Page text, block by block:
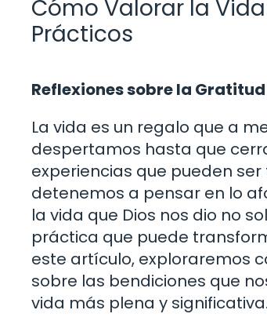
Cómo Valorar la
Prácticos
Reflexiones sobre la
La vida es un regalo que a
despertamos hasta que
experiencias que pueden
detenemos a pensar en lo
la vida que Dios nos dio no
práctica que puede
este artículo, exploraremos
sobre las bendiciones que
vida más plena y significativa.